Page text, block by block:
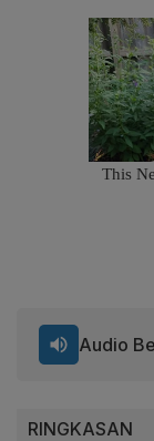
RINGKASAN
Audio